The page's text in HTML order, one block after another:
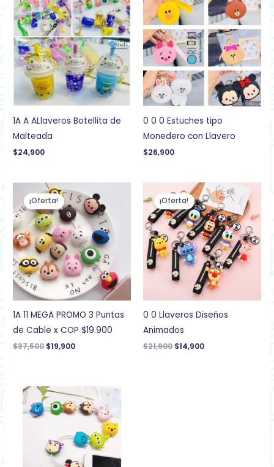
1A A ALlaveros Botellita de
Malteada
$24,900
0 0 0 Estuches tipo
Monedero con Llavero
$26,900
¡Oferta!
1A 11 MEGA PROMO 3 Puntas
de Cable x COP $19.900
$37,500
El
precio
original
era:
$37,500.
$19,900
precio
actual
es:
$19,900.
¡Oferta!
0 0 Llaveros Diseños
Animados
$21,900
precio
original
era:
$21,900.
$14,900
El
precio
actual
es:
$14,900.